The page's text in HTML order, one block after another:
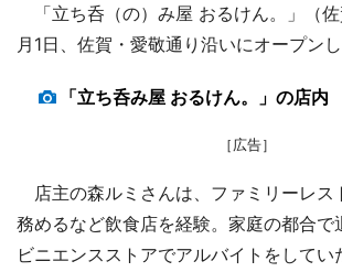
「立ち呑（の）み屋 おるけん。」（
月1日、佐賀・愛敬通り沿いにオープンし
「立ち呑み屋 おるけん。」の店内
［広告］
店主の森ルミさんは、ファミリーレス
務めるなど飲食店を経験。家庭の都合で
ビニエンスストアでアルバイトをしてい